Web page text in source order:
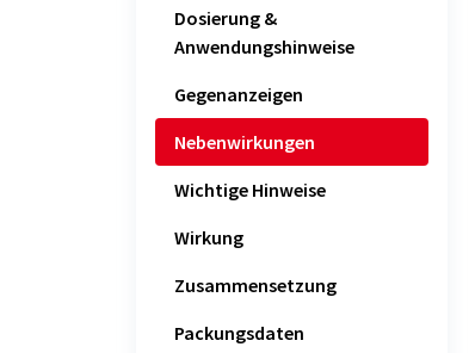
Dosierung &
Anwendungshinweise
Gegenanzeigen
Nebenwirkungen
Wichtige Hinweise
Wirkung
Zusammensetzung
Packungsdaten